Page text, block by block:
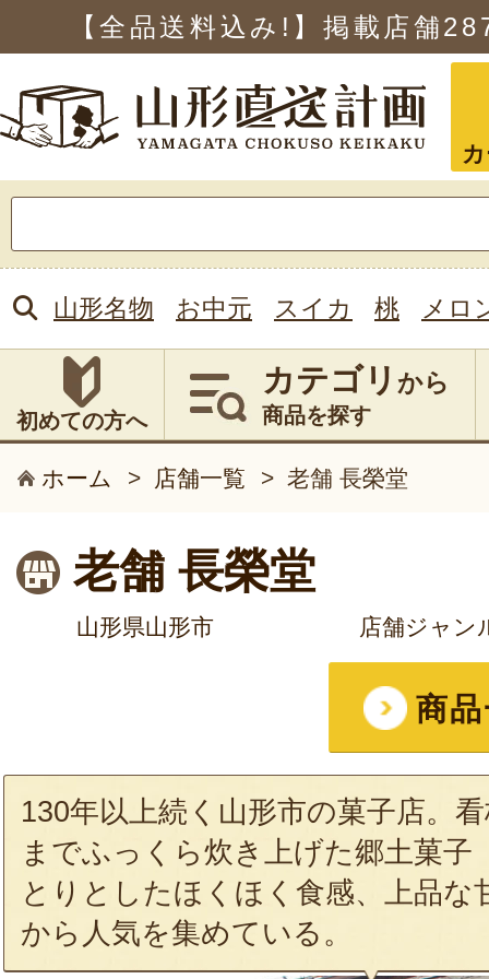
【全品送料込み!】掲載店舗
索:
山形名物 お中元 スイカ 桃 メロ
初めての方へ
カテゴリ から
商品を探す
ホーム > 店舗一覧 > 老舗 長榮堂
老舗 長榮堂
山形県山形市 店舗ジャン
商
130年以上続く山形市の菓子店。
までふっくら炊き上げた郷土菓子
とりとしたほくほく食感、上品な
から人気を集めている。